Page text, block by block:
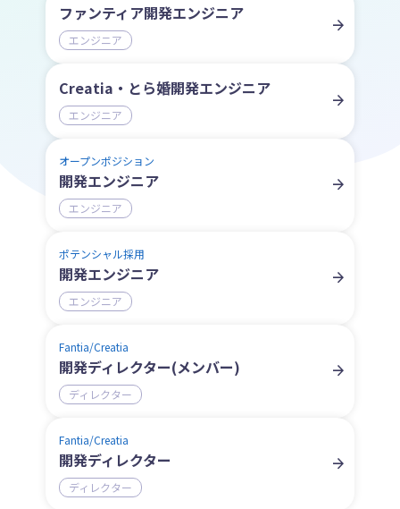
ファンティア開発エンジニア
エンジニア
Creatia・とら婚開発エンジニア
エンジニア
オープンポジション
開発エンジニア
エンジニア
ポテンシャル採用
開発エンジニア
エンジニア
Fantia/Creatia
開発ディレクター(メンバー)
ディレクター
Fantia/Creatia
開発ディレクター
ディレクター